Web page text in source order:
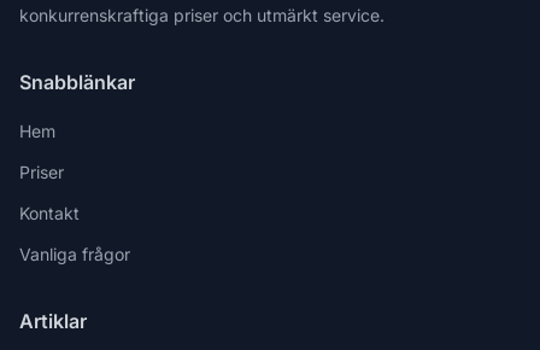
konkurrenskraftiga priser och utmärkt service.
Snabblänkar
Hem
Priser
Kontakt
Vanliga frågor
Artiklar